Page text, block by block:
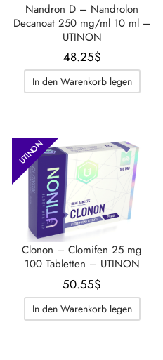
Nandron D – Nandrolon
Decanoat 250 mg/ml 10 ml –
UTINON
48.25$
In den Warenkorb legen
UTINON
Clonon – Clomifen 25 mg
100 Tabletten – UTINON
50.55$
In den Warenkorb legen